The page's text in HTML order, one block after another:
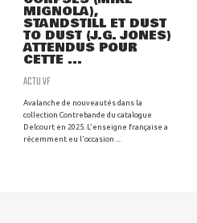
MIGNOLA),
STANDSTILL ET DUST
TO DUST (J.G. JONES)
ATTENDUS POUR
CETTE ...
ACTU VF
Avalanche de nouveautés dans la
collection Contrebande du catalogue
Delcourt en 2025. L'enseigne française a
récemment eu l'occasion ...